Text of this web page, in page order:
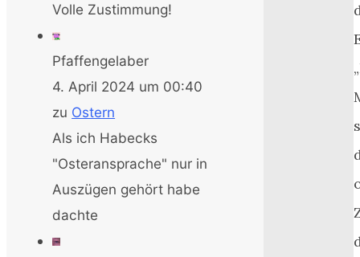
Volle Zustimmung!
Pfaffengelaber
4. April 2024 um 00:40
zu Ostern
Als ich Habecks
"Osteransprache" nur in
Auszügen gehört habe
dachte